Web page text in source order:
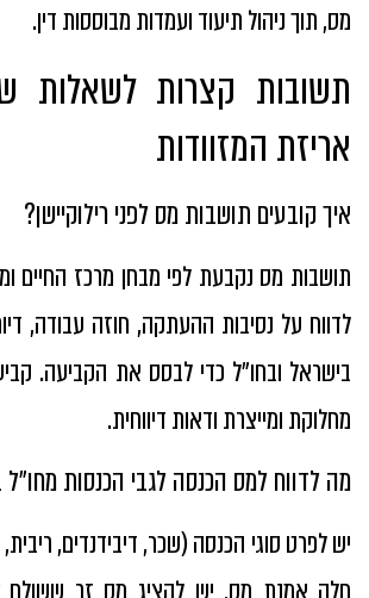
מס, תוך ניהול תיעוד ועמדות מבוססות דין.
תשובות קצרות לשאלות
אריזת המזוודות
איך קובעים תושבות מס לפני רילוקיישן?
תושבות מס נקבעת לפי מבחן מרכז החיים
לדווח על נסיבות ההעתקה, חוזה עבודה,
בישראל ובחו״ל כדי לבסס את הקביעה.
מחלוקת ומייצרת ודאות דיווחית.
מה לדווח למס הכנסה לגבי הכנסות מחו״ל
יש לפרט סוגי הכנסה (שכר, דיבידנדים, ריבית,